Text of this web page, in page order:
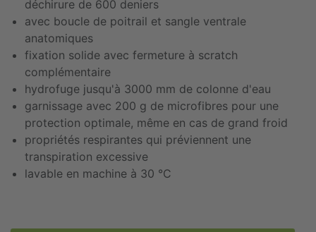
déchirure de 600 deniers
avec boucle de poitrail et sangle ventrale
anatomiques
fixation solide avec fermeture à scratch
complémentaire
hydrofuge jusqu'à 3000 mm de colonne d'eau
garnissage avec 200 g de microfibres pour une
protection optimale, même en cas de grand froid
propriétés respirantes qui préviennent une
transpiration excessive
lavable en machine à 30 °C